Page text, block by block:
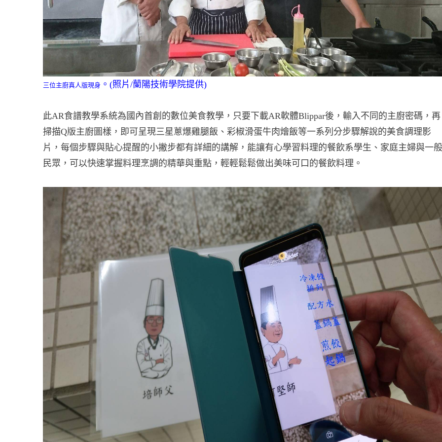
三位主廚真人版現身 。(照片/蘭陽技術學院提供)
此AR食譜教學系統為國內首創的數位美食教學，只要下載AR軟體Blippar後，輸入不同的主廚密碼，再
掃描Q版主廚圖樣，即可呈現三星蔥爆雞腿飯、彩椒滑蛋牛肉燴飯等一系列分步驟解說的美食調理影
片，每個步驟與貼心提醒的小撇步都有詳細的講解，能讓有心學習料理的餐飲系學生、家庭主婦與一般
民眾，可以快速掌握料理烹調的精華與重點，輕輕鬆鬆做出美味可口的餐飲料理。